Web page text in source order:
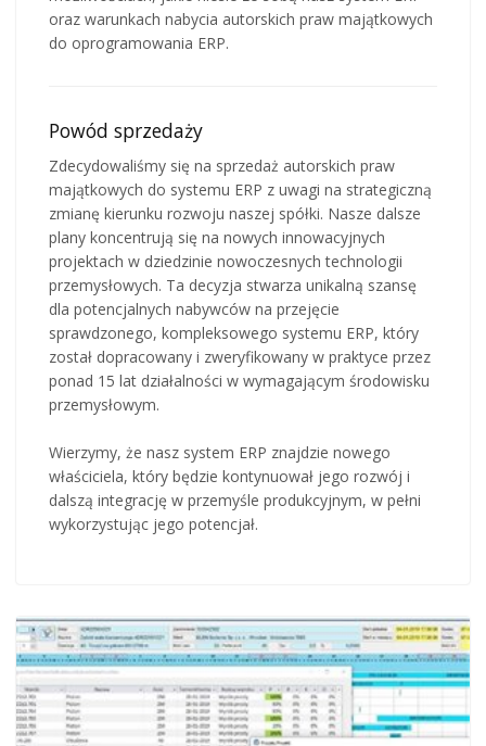
oraz warunkach nabycia autorskich praw majątkowych
do oprogramowania ERP.
Powód sprzedaży
Zdecydowaliśmy się na sprzedaż autorskich praw
majątkowych do systemu ERP z uwagi na strategiczną
zmianę kierunku rozwoju naszej spółki. Nasze dalsze
plany koncentrują się na nowych innowacyjnych
projektach w dziedzinie nowoczesnych technologii
przemysłowych. Ta decyzja stwarza unikalną szansę
dla potencjalnych nabywców na przejęcie
sprawdzonego, kompleksowego systemu ERP, który
został dopracowany i zweryfikowany w praktyce przez
ponad 15 lat działalności w wymagającym środowisku
przemysłowym.
Wierzymy, że nasz system ERP znajdzie nowego
właściciela, który będzie kontynuował jego rozwój i
dalszą integrację w przemyśle produkcyjnym, w pełni
wykorzystując jego potencjał.